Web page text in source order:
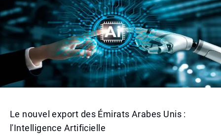
Le nouvel export des Émirats Arabes Unis :
l'Intelligence Artificielle